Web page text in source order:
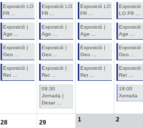
Exposició LO
FR ...
Exposició |
Age ...
Exposició |
Geo ...
Exposició |
Ret ...
Exposició LO
FR ...
Exposició |
Age ...
Exposició |
Geo ...
Exposició |
Ret ...
09:30
Jornada |
Desar ...
Exposició LO
FR ...
Exposició |
Age ...
Exposició |
Geo ...
Exposició |
Ret ...
Exposició
LO FR ...
Exposició
Age ...
Exposició
Geo ...
Exposició
Ret ...
18:00
Xerrada
28 29 1 2